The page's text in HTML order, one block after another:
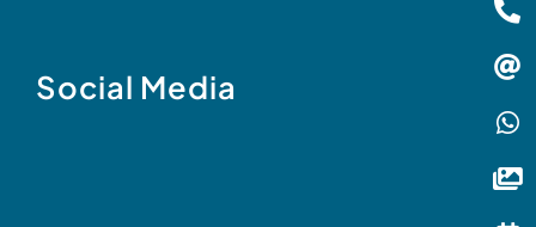
Social Media